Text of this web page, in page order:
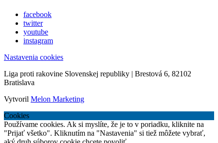
facebook
twitter
youtube
instagram
Nastavenia cookies
Liga proti rakovine Slovenskej republiky | Brestová 6, 82102
Bratislava
Vytvoril Melon Marketing
Cookies
Používame cookies. Ak si myslíte, že je to v poriadku, kliknite na
"Prijať všetko". Kliknutím na "Nastavenia" si tiež môžete vybrať,